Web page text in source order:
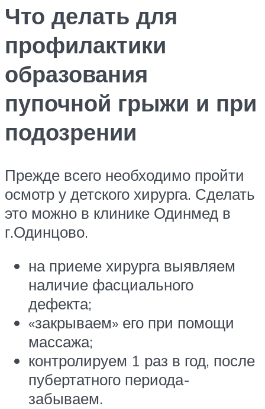
Что делать для
профилактики
образования
пупочной грыжи и при
подозрении
Прежде всего необходимо пройти
осмотр у детского хирурга. Сделать
это можно в клинике Одинмед в
г.Одинцово.
на приеме хирурга выявляем
наличие фасциального
дефекта;
«закрываем» его при помощи
массажа;
контролируем 1 раз в год, после
пубертатного периода-
забываем.